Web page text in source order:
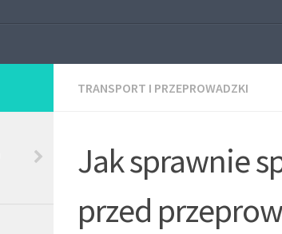
TRANSPORT I PRZEPROWADZKI
Jak sprawnie
przed